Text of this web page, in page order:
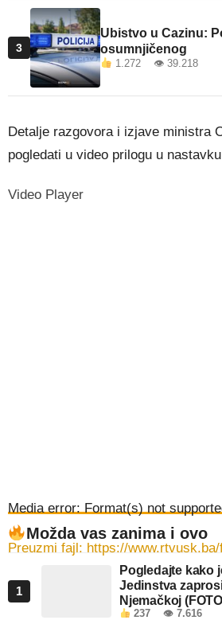
3
Ubistvo u Cazinu:
osumnjičenog
1.272 👁 39.218
Detalje razgovora i izjave ministra
pogledati u video prilogu u
Video Player
Media error: Format(s) not
Preuzmi fajl: https://
00:00
Možda vas zanima i ovo
1
Pogledajte kako
Jedinstva
Njemačkoj
237 👁 7.616